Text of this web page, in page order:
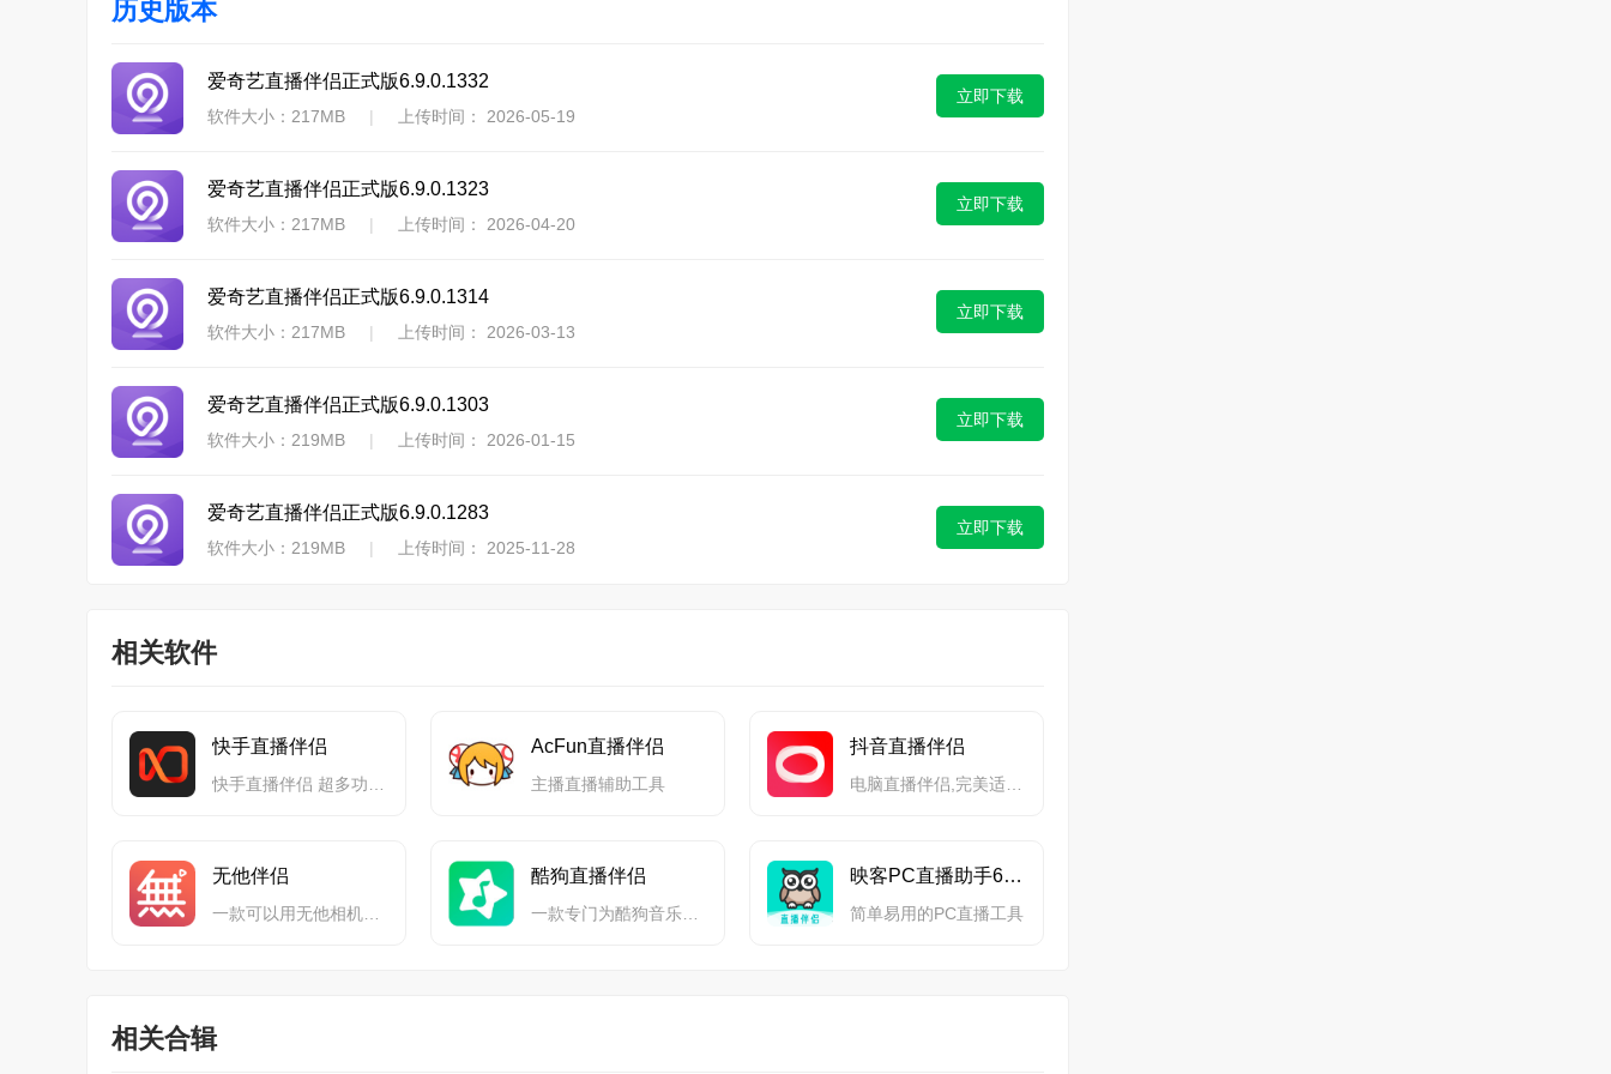
历史版本
爱奇艺直播伴侣正式版6.9.0.1332
软件大小：217MB | 上传时间： 2026-05-19
立即下载
爱奇艺直播伴侣正式版6.9.0.1323
软件大小：217MB | 上传时间： 2026-04-20
立即下载
爱奇艺直播伴侣正式版6.9.0.1314
软件大小：217MB | 上传时间： 2026-03-13
立即下载
爱奇艺直播伴侣正式版6.9.0.1303
软件大小：219MB | 上传时间： 2026-01-15
立即下载
爱奇艺直播伴侣正式版6.9.0.1283
软件大小：219MB | 上传时间： 2025-11-28
立即下载
相关软件
快手直播伴侣 AcFun直播伴侣
主播直播辅助工具
抖音直播伴侣
无他伴侣 酷狗直播伴侣 映客PC直播助手64位
简单易用的PC直播工具
相关合辑